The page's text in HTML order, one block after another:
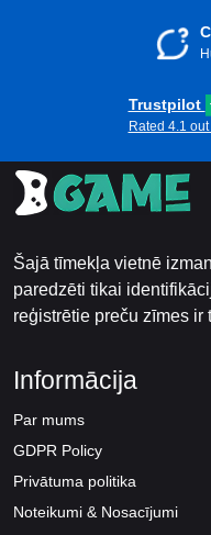
Trustpilot
Rated 4.1
Šajā tīmekļa vietnē
paredzēti tikai
reģistrētie preču zīmes
Informācija
Par mums
GDPR Policy
Privātuma politika
Noteikumi & Nosacījumi